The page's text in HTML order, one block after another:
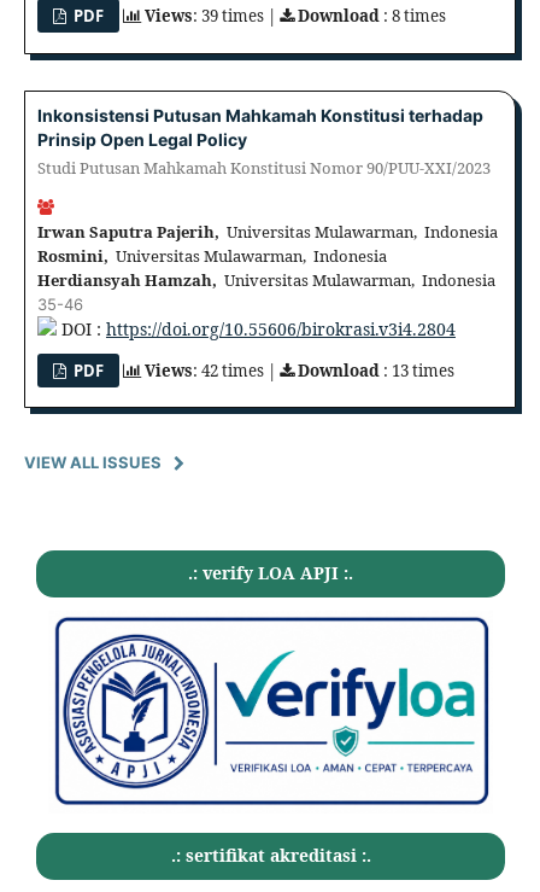
PDF Views: 39 times | Download : 8 times
Inkonsistensi Putusan Mahkamah Konstitusi terhadap
Prinsip Open Legal Policy
Studi Putusan Mahkamah Konstitusi Nomor 90/PUU-XXI/2023
Irwan Saputra Pajerih, Universitas Mulawarman, Indonesia
Rosmini, Universitas Mulawarman, Indonesia
Herdiansyah Hamzah, Universitas Mulawarman, Indonesia
35-46
DOI : https://doi.org/10.55606/birokrasi.v3i4.2804
PDF Views: 42 times | Download : 13 times
VIEW ALL ISSUES
.: verify LOA APJI :.
.: sertifikat akreditasi :.